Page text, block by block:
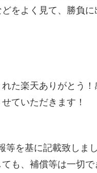
をよく見て、勝負
た楽天ありがとう
ていただきます！
を基に記載致しまし
も、補償等は一切で